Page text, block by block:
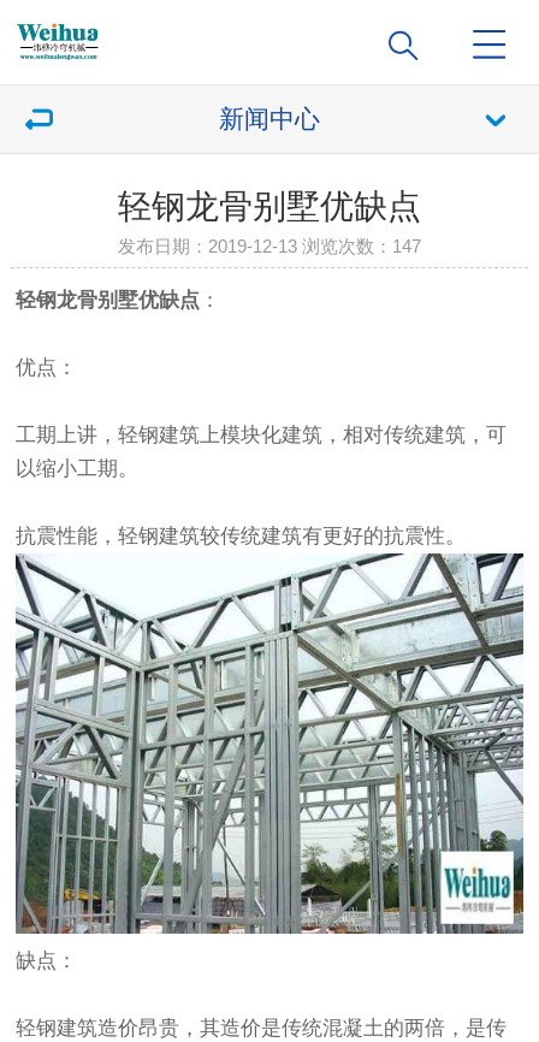
新闻中心
轻钢龙骨别墅优缺点
发布日期：2019-12-13 浏览次数： 147
轻钢龙骨别墅优缺点 ：
优点：
工期上讲，轻钢建筑上模块化建筑，相对传统建筑，可
以缩小工期。
抗震性能，轻钢建筑较传统建筑有更好的抗震性。
缺点：
轻钢建筑造价昂贵，其造价是传统混凝土的两倍，是传